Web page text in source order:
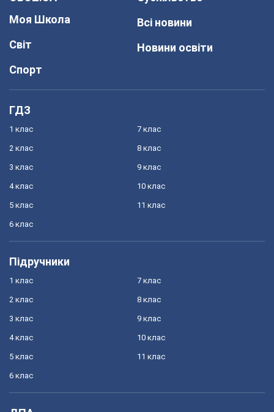
Моя Школа
Світ
Спорт
Всі новини
Новини освіти
ГДЗ
1 клас
2 клас
3 клас
4 клас
5 клас
6 клас
7 клас
8 клас
9 клас
10 клас
11 клас
Підручники
1 клас
2 клас
3 клас
4 клас
5 клас
6 клас
7 клас
8 клас
9 клас
10 клас
11 клас